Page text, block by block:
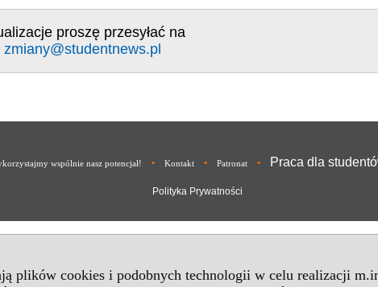
plików cookies i podobnych technologii w celu realizacji
proszę przesyłać na
zmiany@studentnews.pl
wspólnie nasz potencjał! • Kontakt • Patronat • Praca dla
Polityka Prywatności